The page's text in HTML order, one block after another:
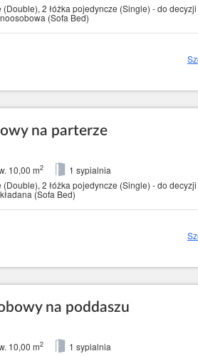
(Double), 2 łóżka pojedyncze (Single) - do decyzji
(Sofa Bed)
na parterze
10,00 m2
1 sypialnia
(Double), 2 łóżka pojedyncze (Single) - do decyzji
(Sofa Bed)
na poddaszu
10,00 m2
1 sypialnia